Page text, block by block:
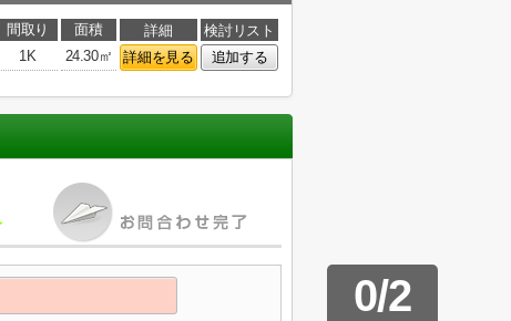
間取り 面積 詳細
検討リスト
1K 24.30㎡ 詳細を見る 追加する
0/2